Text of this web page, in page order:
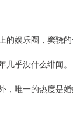
的娱乐圈，窦骁
几乎没什么绯闻。
，唯一的热度是婚